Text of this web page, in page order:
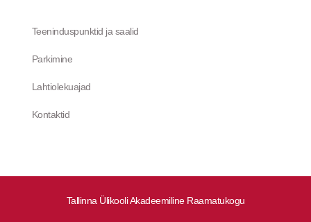
Tallinna Ülikooli Akadeemiline Raamatukogu
Teeninduspunktid ja saalid
Parkimine
Lahtiolekuajad
Kontaktid